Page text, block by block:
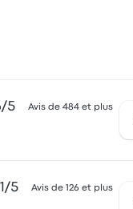
5 Avis de 484 et plus
la propreté, mais ils
5 Avis de 126 et plus